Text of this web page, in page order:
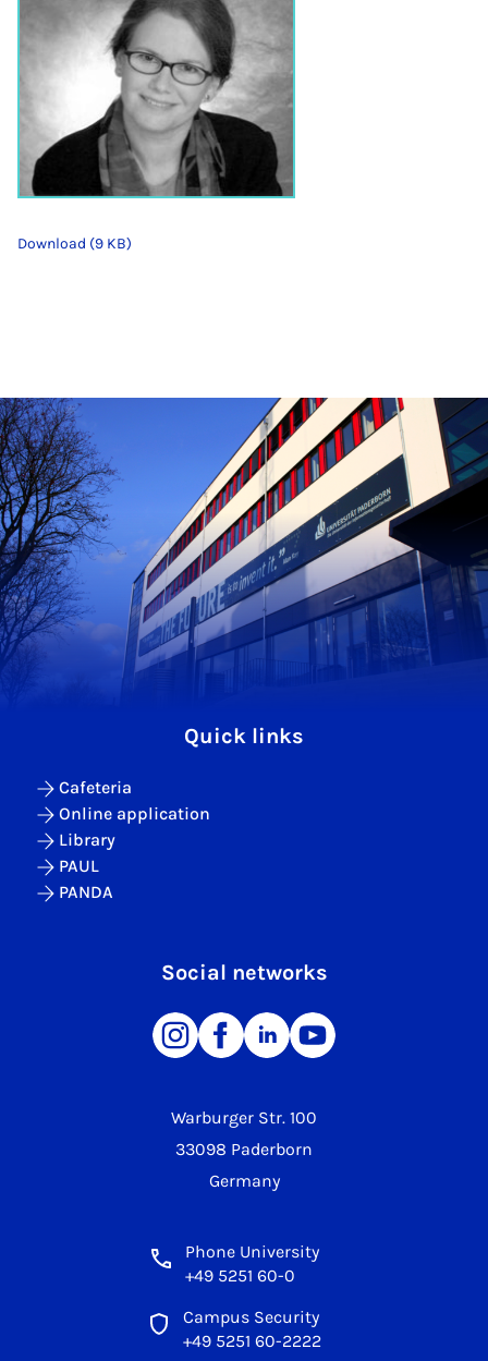
Download (9 KB)
Warburger Str. 100
33098 Paderborn
Germany
Phone University
+49 5251 60-0
Campus Security
+49 5251 60-2222
Quick links
Cafeteria
Online application
Library
PAUL
PANDA
Social networks